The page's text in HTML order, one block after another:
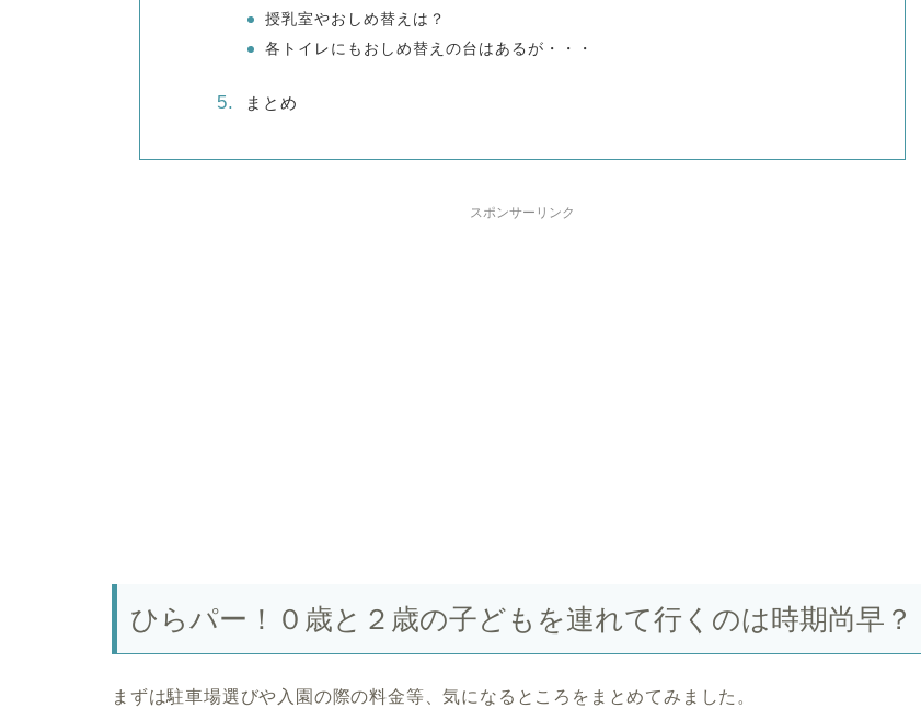
授乳室やおしめ替えは？
各トイレにもおしめ替えの台はあるが・・・
まとめ
スポンサーリンク
ひらパー！０歳と２歳の子どもを連れて行くのは時期尚早？
まずは駐車場選びや入園の際の料金等、気になるところをまとめてみました。